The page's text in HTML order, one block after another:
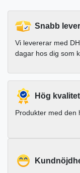
Snabb
Vi levererar med
dagar hos dig som
Hög kvalitet
Produkter med den